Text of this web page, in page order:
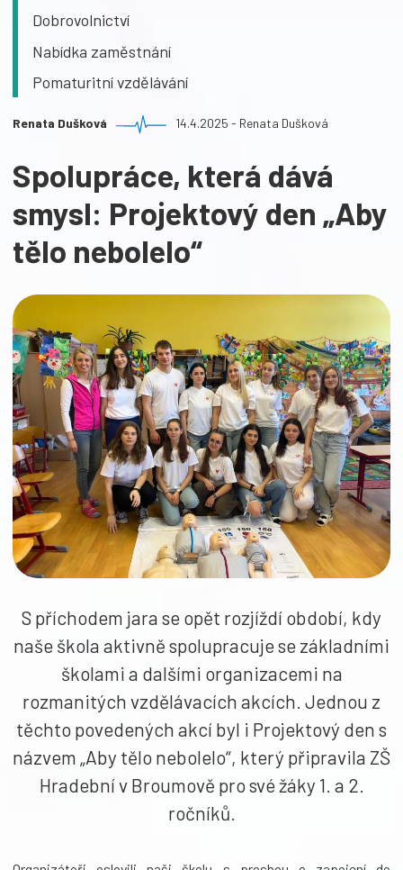
Dobrovolnictví
Nabídka zaměstnání
Pomaturitní vzdělávání
Renata Dušková 14.4.2025 - Renata Dušková
Spolupráce, která dává
smysl: Projektový den „Aby
tělo nebolelo“
S příchodem jara se opět rozjíždí období, kdy
naše škola aktivně spolupracuje se základními
školami a dalšími organizacemi na
rozmanitých vzdělávacích akcích. Jednou z
těchto povedených akcí byl i Projektový den s
názvem „Aby tělo nebolelo“, který připravila ZŠ
Hradební v Broumově pro své žáky 1. a 2.
ročníků.